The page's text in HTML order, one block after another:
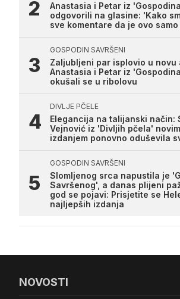
Anastasia i Petar iz
odgovorili na glasine: 'Kako
sve komentare da je ovo samo
GOSPODIN SAVRŠENI
Zaljubljeni par isplovio u novu
Anastasia i Petar iz
okušali se u ribolovu
DIVLJE PČELE
Elegancija na talijanski način:
Vejnović iz 'Divljih pčela'
izdanjem ponovno oduševila
GOSPODIN SAVRŠENI
Slomljenog srca napustila je
Savršenog', a danas plijeni
god se pojavi: Prisjetite se
najljepših izdanja
NOVOSTI